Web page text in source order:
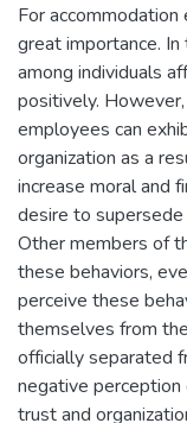
For
great importance.
among individuals
positively.
employees can
organization as a
increase moral and
desire to
Other members of
these behaviors,
perceive these
themselves from
officially separated
negative perception
trust and